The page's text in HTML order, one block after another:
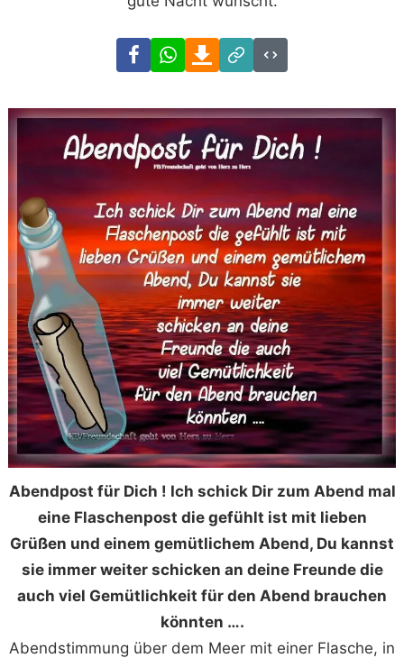
FacebookWhatsAppDownload
Link
Code
Abendpost für Dich ! Ich schick Dir zum Abend mal
eine Flaschenpost die gefühlt ist mit lieben
Grüßen und einem gemütlichem Abend, Du kannst
sie immer weiter schicken an deine Freunde die
auch viel Gemütlichkeit für den Abend brauchen
könnten ….
Abendstimmung über dem Meer mit einer Flasche, in